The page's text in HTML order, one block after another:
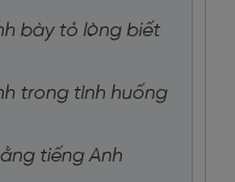
bày tỏ lòng biết
trong tình huống
tiếng Anh